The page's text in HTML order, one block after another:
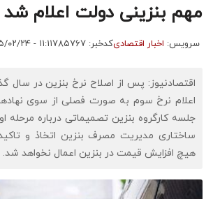
مهم بنزینی دولت اعلام شد
سرویس: اخبار اقتصادیکدخبر: ۷۸۵۷۶۷ ۱۴۰۵/۰۲/۲۴ -
اقتصادنیوز: پس از اصلاح نرخ بنزین در سال
اعلام نرخ سوم به صورت فصلی از سوی
جلسه کارگروه بنزین تصمیماتی درباره مرحله
ساختاری مدیریت مصرف بنزین اتخاذ و
هیچ افزایش قیمت در بنزین اعمال نخواهد شد.